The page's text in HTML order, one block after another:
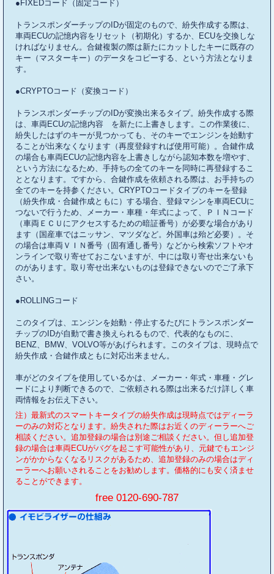
●FIXEDコード（固定コード）
トランスポンダーチップのIDが固定のもので、紛失作成する際は、
車両ECUの記憶内容をリセット（初期化）するか、ECUを交換しな
ければなりません。合鍵複製の際は新たにカットしたキーに既存の
キー（マスターキー）のデータをコピーする、という方法となりま
す。
●CRYPTOコード（変換コード）
トランスポンダーチップのIDが変換出来るタイプ。紛失作成する際
は、車両ECUの記憶内容 を新たに上書きします。この作業後に、
紛失したはずのキーが見つかっても、そのキーでエンジンを始動す
ることが出来なくなります（再度登録すれば使用可能）。合鍵作成
の場合も車両ECUの記憶内容を上書きしながら認知本数を増やす、
という方法になるため、手持ちの全てのキーを同時に再登録するこ
ととなります。ですから、合鍵作成を依頼される際は、お手持ちの
全てのキーを持参ください。CRYPTOコードタイプのキーを登録
（紛失作成・合鍵作成ともに）する場合、登録マシンを車両ECUに
つないで行うため、メーカー・車種・年式によって、ＰＩＮコード
（車両ＥＣＵにアクセスするための暗証番号）が必要な場合があり
ます（国産車ではニッサン、マツダなど。外国車は殆ど必要）。そ
の場合は車両ＶＩＮ番号（固有通し番号）などから検索ソフトやオ
ンラインで取り寄せておこないますが、中には取り寄せ出来ないも
のがあります。取り寄せ出来ないものは登録できないのでご了承下
さい。
●ROLLINGコード
このタイプは、エンジンを始動・停止するたびにトランスポンダー
チップのIDが自動で書き換えられるもので、代表的なものに、
BENZ、BMW、VOLVO等があげられます。このタイプは、現時点で
紛失作成・合鍵作成ともに対応出来ません。
車がどのタイプを使用しているかは、メーカー・年式・車種・グレ
ードにより判断できるので、ご依頼される際は出来るだけ詳しく車
両情報をお伝え下さい。
注）最新式のスマートキータイプの紛失作成は現時点ではディーラ
ーのみの対応となります。紛失された際はお近くのディーラーへご
相談ください。追加登録の場合は別途ご相談ください。但し追加登
録の場合は車両ECUがバグを起こす可能性があり、元鍵でもエンジ
ンがかからなくなるリスクがあるため、追加登録のみの場合はディ
ーラーへお願いされることをお勧めします。価格的にも安く済ませ
ることができます。
free 0120-690-787